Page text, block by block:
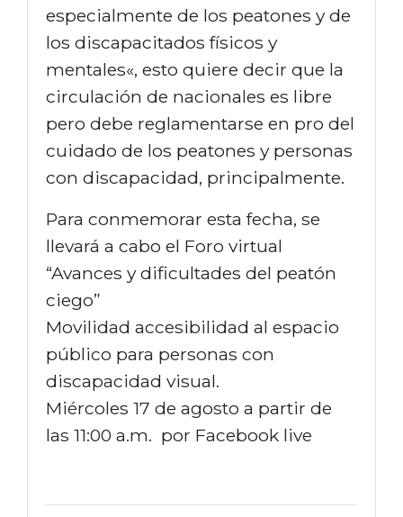
especialmente de los peatones y de
los discapacitados físicos y
mentales«, esto quiere decir que la
circulación de nacionales es libre
pero debe reglamentarse en pro del
cuidado de los peatones y personas
con discapacidad, principalmente.
Para conmemorar esta fecha, se
llevará a cabo el Foro virtual
“Avances y dificultades del peatón
ciego”
Movilidad accesibilidad al espacio
público para personas con
discapacidad visual.
Miércoles 17 de agosto a partir de
las 11:00 a.m. por Facebook live